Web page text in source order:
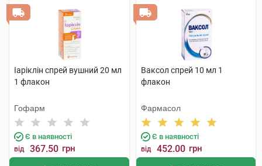
Іаріклін спрей вушний 20 мл
1 флакон
Гофарм
Є в наявності
від 367.50 грн
Ваксол спрей 10 мл 1
флакон
Фармасол
Є в наявності
від 452.00 грн